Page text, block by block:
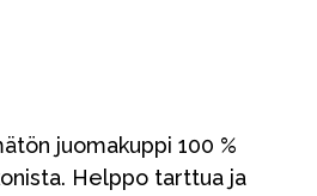
juomakuppi 100 %
Helppo tarttua ja